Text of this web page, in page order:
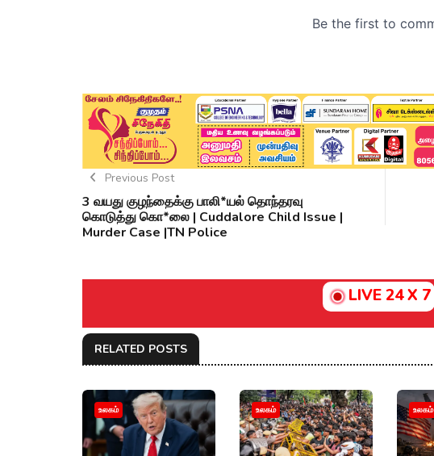
Previous Post
3 வயது குழந்தைக்கு பாலி*யல் தொந்தரவு
கொடுத்து கொ*லை | Cuddalore Child Issue |
Murder Case |TN Police
LIVE 24 X 7
RELATED POSTS
உலகம் உலகம் உலகம்